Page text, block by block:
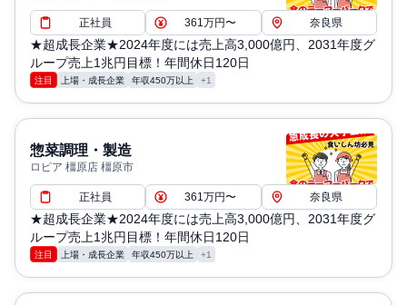
正社員 361万円〜 奈良県
★超成長企業★2024年度には売上高3,000億円、2031年度グ
ループ売上1兆円目標！年間休日120日
注目 上場・成長企業 年収450万以上 +1
惣菜調理・製造
ロピア 橿原店 橿原市
正社員 361万円〜 奈良県
★超成長企業★2024年度には売上高3,000億円、2031年度グ
ループ売上1兆円目標！年間休日120日
注目 上場・成長企業 年収450万以上 +1